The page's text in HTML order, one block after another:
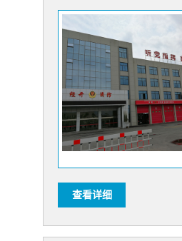
查看详细